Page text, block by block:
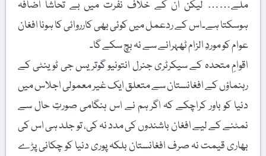
ملے…… لیکن ان کے خلاف نفرت میں بے تحاشا اضافہ
ہوسکتا ہے۔اس کے ردعمل میں کوئی بھی کارروائی کا ہونا افغان
عوام کو موردِ الزام ٹھہرانے سے نہ بچ سکے گا۔
اقوامِ متحدہ کے سیکرٹری جنرل انتونیو گوتریس جی ٹوینٹی کے
رہنماؤں کے افغانستان سے متعلق ایک غیر معمولی اجلاس میں
دنیا کو باور کراچکے کہ اگر ہم نے اس ہنگامی صورتِ حال سے
نمٹنے کے لیے افغان باشندوں کی مدد نہ کی، تو جلد ہی اس کی
بھاری قیمت نہ صرف افغانستان بلکہ پوری دنیا کو چکانی پڑے